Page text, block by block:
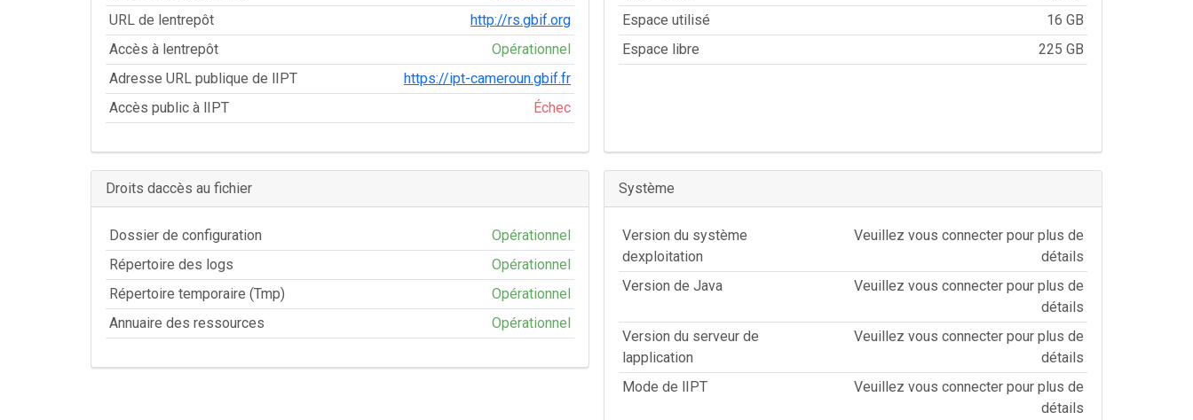
URL de lentrepôt
http://rs.gbif.org
Accès à lentrepôt
Opérationnel
Adresse URL publique de lIPT
https://ipt-cameroun.gbif.fr
Accès public à lIPT
Échec
Espace utilisé
16 GB
Espace libre
225 GB
Droits daccès au fichier
Dossier de configuration
Opérationnel
Répertoire des logs
Opérationnel
Répertoire temporaire (Tmp)
Opérationnel
Annuaire des ressources
Opérationnel
Système
Version du système
dexploitation
Veuillez vous connecter pour plus de
détails
Version de Java
Veuillez vous connecter pour plus de
détails
Version du serveur de
lapplication
Veuillez vous connecter pour plus de
détails
Mode de lIPT
Veuillez vous connecter pour plus de
détails